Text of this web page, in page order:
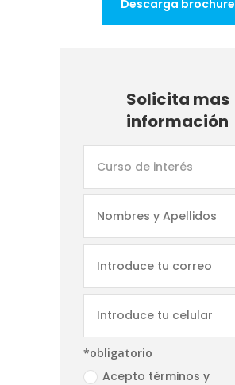
Descarga brochure
Solicita mas
información
*obligatorio
Acepto términos y